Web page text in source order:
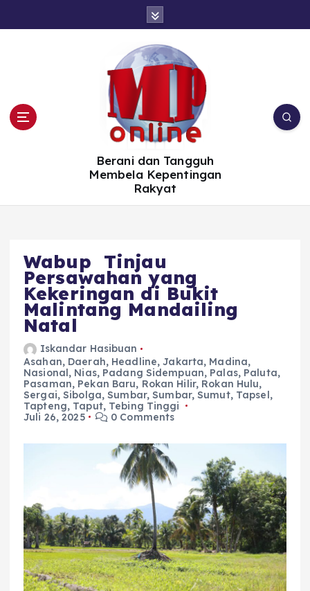
Berani dan Tangguh
Membela Kepentingan
Rakyat
Wabup Tinjau
Persawahan yang
Kekeringan di Bukit
Malintang Mandailing
Natal
Iskandar Hasibuan
Asahan, Daerah, Headline,Jakarta, Madina,
Nasional, Nias, Padang Sidempuan, Palas, Paluta,
Pasaman, Pekan Baru, Rokan Hilir, Rokan Hulu,
Sergai,Sibolga,Sumbar,Sumbar,Sumut, Tapsel,
Tapteng, Taput, Tebing Tinggi
Juli 26, 2025
0 Comments